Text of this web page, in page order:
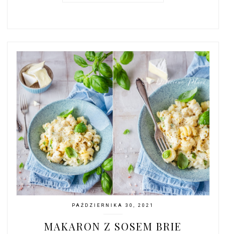
PAŹDZIERNIKA 30, 2021
MAKARON Z SOSEM BRIE